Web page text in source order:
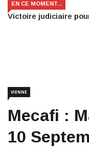
EN CE MOMENT...
Victoire judiciaire
VIENNE
Mecafi :
10